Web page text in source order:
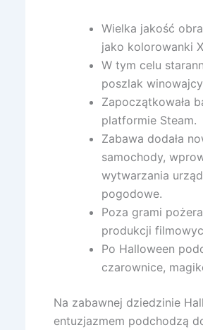
Wielka jakość
jako kolorowanki
W tym celu
poszlak
Zapoczątkowała
platformie Steam.
Zabawa dodała
samochody,
wytwarzania
pogodowe.
Poza grami
produkcji
Po Halloween
czarownice,
Na zabawnej dziedzinie
entuzjazmem podchodzą